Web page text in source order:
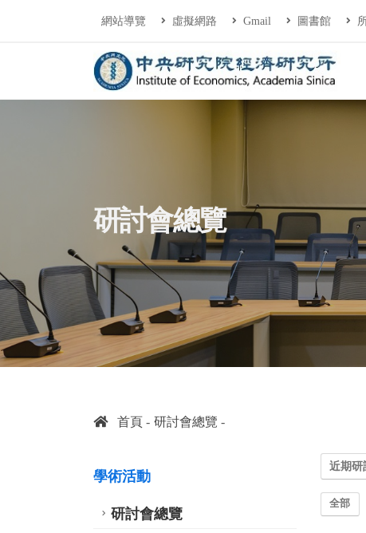
連往主要內容區塊
網站導覽 虛擬網路 Gmail 圖書館
中央研究院經濟研
研討會總覽
首頁 研討會總覽
學術活動
研討會總覽
近期研
全部